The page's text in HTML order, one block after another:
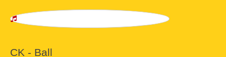
CK - Ball